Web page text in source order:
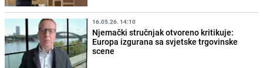
16.05.26. 14:10
Njemački stručnjak otvoreno kritikuje:
Europa izgurana sa svjetske trgovinske
scene